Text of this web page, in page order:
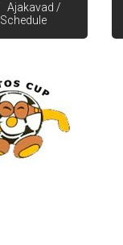
Ajakavad /
Schedule